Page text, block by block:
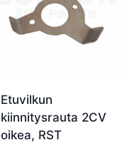
Etuvilkun
kiinnitysrauta 2CV
oikea, RST